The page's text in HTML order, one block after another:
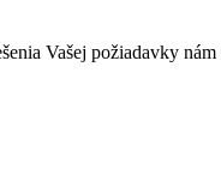
Vašej požiadavky